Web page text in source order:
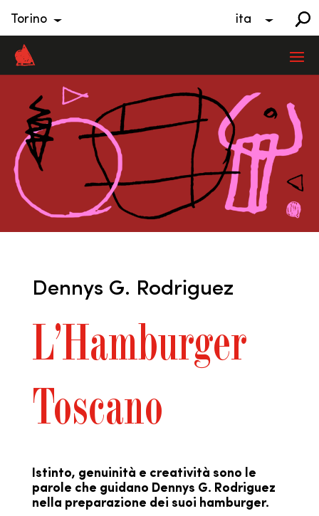
Torino ita
Dennys G. Rodriguez
L’Hamburger
Toscano
Istinto, genuinità e creatività sono le
parole che guidano Dennys G. Rodriguez
nella preparazione dei suoi hamburger.